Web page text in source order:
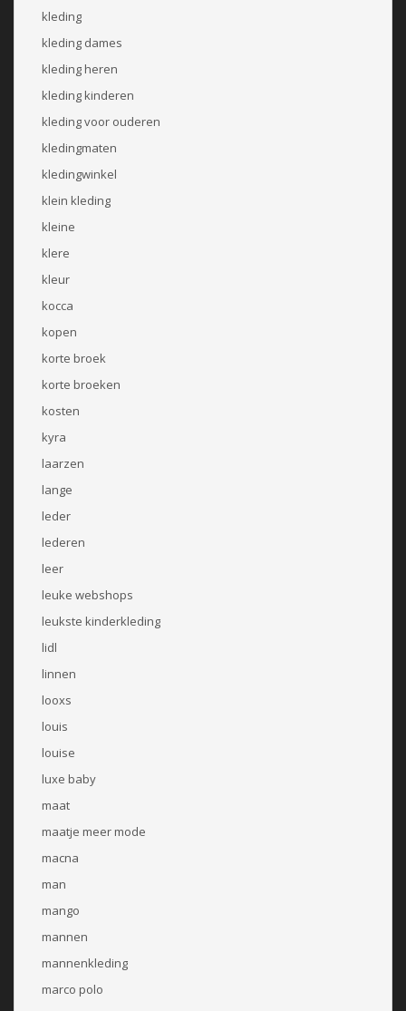
kleding
kleding dames
kleding heren
kleding kinderen
kleding voor ouderen
kledingmaten
kledingwinkel
klein kleding
kleine
klere
kleur
kocca
kopen
korte broek
korte broeken
kosten
kyra
laarzen
lange
leder
lederen
leer
leuke webshops
leukste kinderkleding
lidl
linnen
looxs
louis
louise
luxe baby
maat
maatje meer mode
macna
man
mango
mannen
mannenkleding
marco polo